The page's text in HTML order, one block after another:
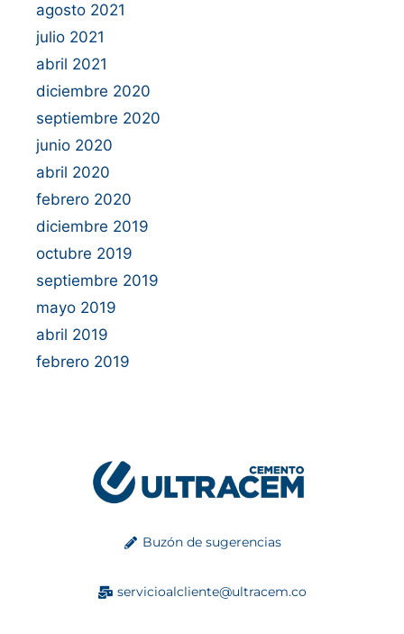
agosto 2021
julio 2021
abril 2021
diciembre 2020
septiembre 2020
junio 2020
abril 2020
febrero 2020
diciembre 2019
octubre 2019
septiembre 2019
mayo 2019
abril 2019
febrero 2019
Buzón de sugerencias
servicioalcliente@ultracem.co